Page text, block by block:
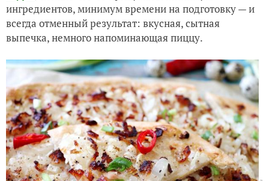
ингредиентов, минимум времени на подготовку — и
всегда отменный результат: вкусная, сытная
выпечка, немного напоминающая пиццу.